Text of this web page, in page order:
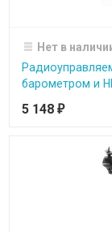
Нет в
барометром и
5 148 ₽